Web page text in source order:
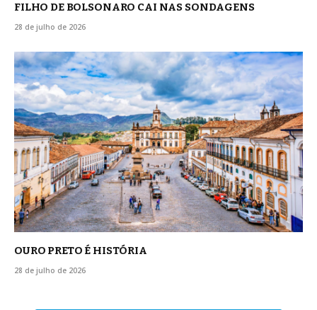
FILHO DE BOLSONARO CAI NAS SONDAGENS
28 de julho de 2026
OURO PRETO É HISTÓRIA
28 de julho de 2026